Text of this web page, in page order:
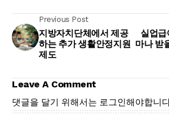
Previous Post
지방자치단체에서 제공
하는 추가 생활안정지원
제도
실업급
마나 받
Leave A Comment
댓글을 달기 위해서는 로그인해야합니